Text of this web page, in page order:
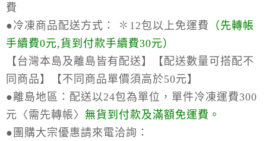
費
●冷凍商品配送方式：
✽12包以上免運費 （先轉帳
手續費0元,貨到付款手續費30元）
【台灣本島及離島皆有配送】【配送數量可搭配不
同商品】【不同商品單價須高於50元】
●離島地區： 配送以24包為單位，單件冷凍運費300
元〈需先轉帳〉 無貨到付款及滿額免運費。
● 團購大宗優惠請來電洽詢：